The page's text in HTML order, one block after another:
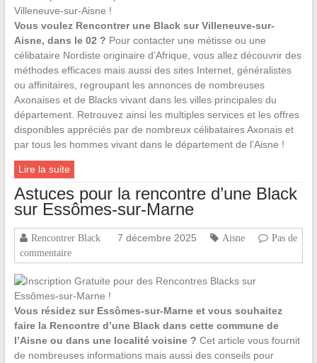
Vous voulez Rencontrer une Black sur Villeneuve-sur-
Aisne, dans le 02 ? Pour contacter une métisse ou une
célibataire Nordiste originaire d’Afrique, vous allez découvrir des
méthodes efficaces mais aussi des sites Internet, généralistes
ou affinitaires, regroupant les annonces de nombreuses
Axonaises et de Blacks vivant dans les villes principales du
département. Retrouvez ainsi les multiples services et les offres
disponibles appréciés par de nombreux célibataires Axonais et
par tous les hommes vivant dans le département de l’Aisne !
Lire la suite
Astuces pour la rencontre d’une Black
sur Essômes-sur-Marne
Rencontrer Black 7 décembre 2025 Aisne
Pas de
commentaire
Vous résidez sur Essômes-sur-Marne et vous souhaitez
faire la Rencontre d’une Black dans cette commune de
l’Aisne ou dans une localité voisine ? Cet article vous fournit
de nombreuses informations mais aussi des conseils pour